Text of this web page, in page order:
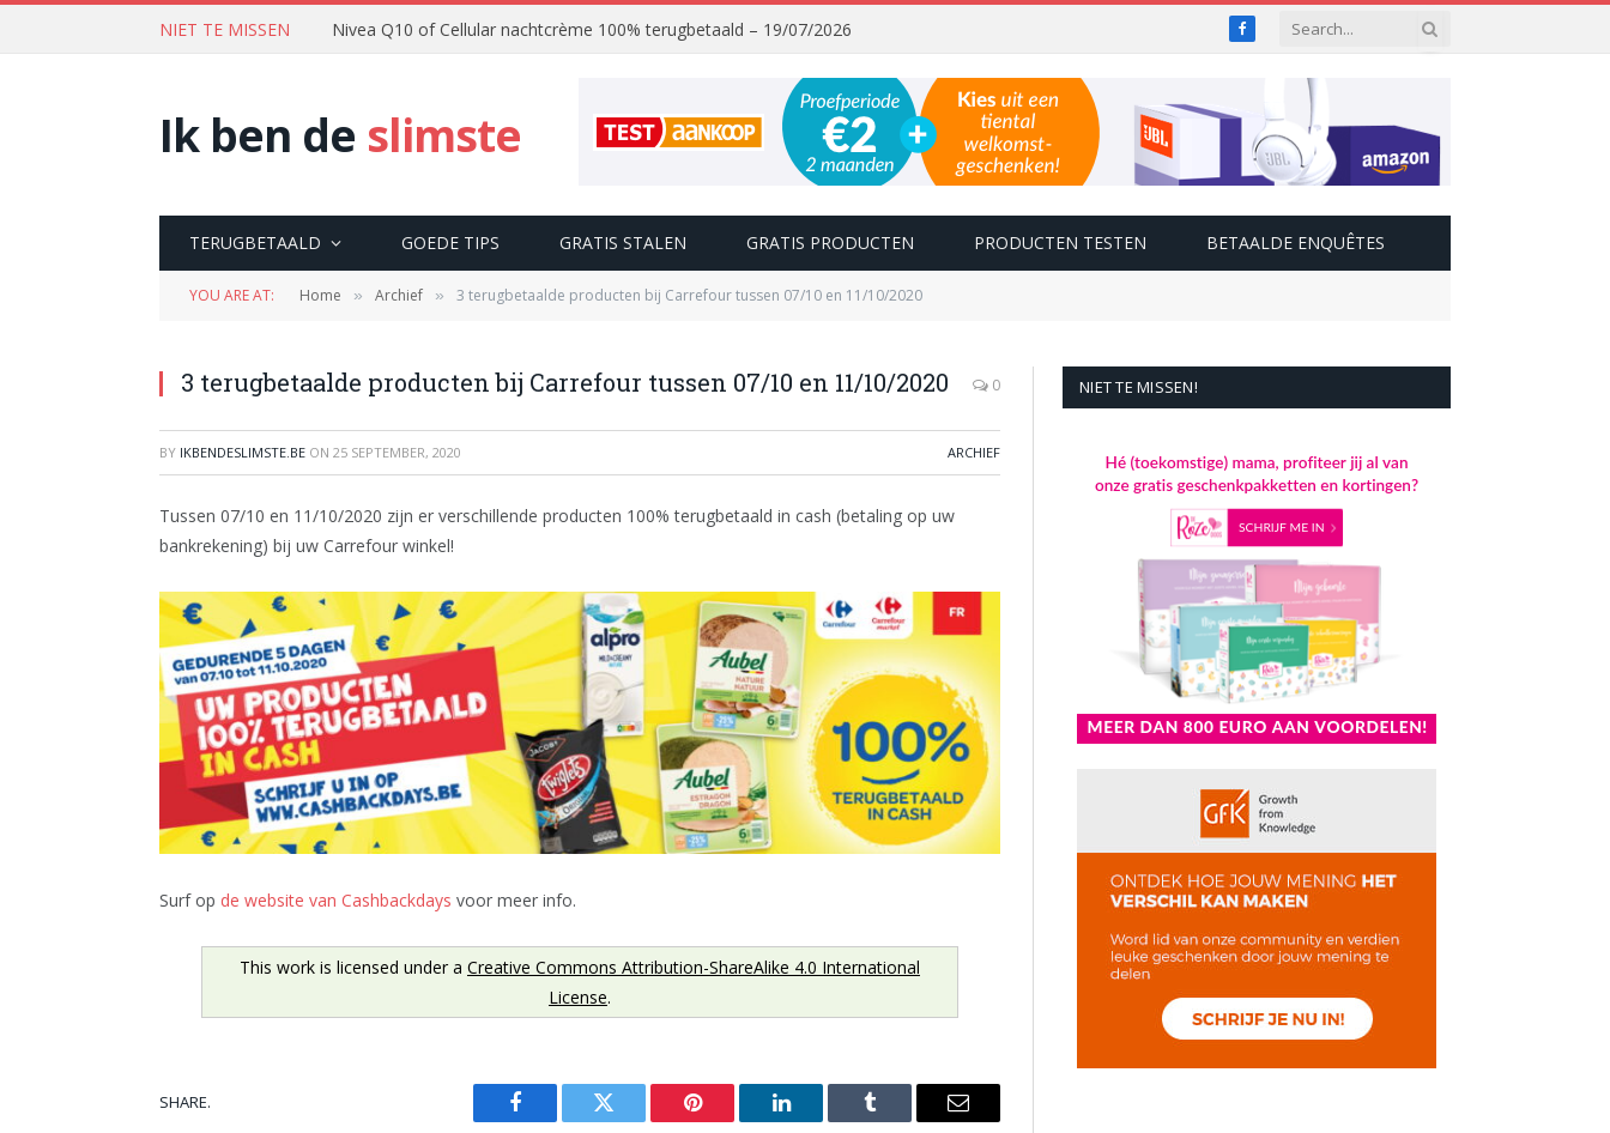
NIET TE MISSEN Nivea Q10 of Cellular nachtcrème 100% terugbetaald – 19/07/2026 Facebook
Ik ben de slimste
TERUGBETAALD GOEDE TIPS GRATIS STALEN GRATIS PRODUCTEN PRODUCTEN TESTEN BETAALDE ENQUÊTES
YOU ARE AT: Home » Archief » 3 terugbetaalde producten bij Carrefour tussen 07/10 en 11/10/2020
3 terugbetaalde producten bij Carrefour tussen 07/10 en 11/10/2020 0
BY IKBENDESLIMSTE.BE ON 25 SEPTEMBER, 2020 ARCHIEF
Tussen 07/10 en 11/10/2020 zijn er verschillende producten 100% terugbetaald in cash (betaling op uw
bankrekening) bij uw Carrefour winkel!
Surf op de website van Cashbackdays voor meer info.
This work is licensed under a Creative Commons Attribution-ShareAlike 4.0 International
License.
SHARE.
Facebook Twitter Pinterest LinkedIn Tumblr Email
NIET TE MISSEN!